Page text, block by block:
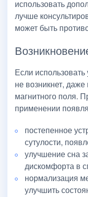
использовать
лучше
может быть
Если
не возникнет,
магнитного поля.
применении
постепенное
сутулости,
улучшение сна
дискомфорта в
нормализация
улучшить